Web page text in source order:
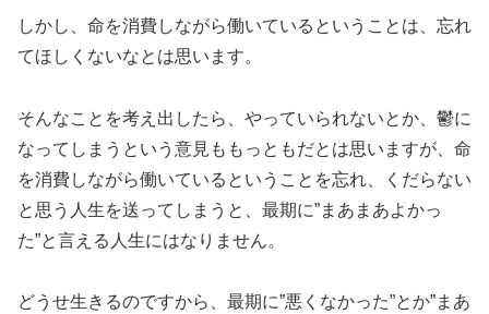
しかし、命を消費しながら働いているということは、忘れ
てほしくないなとは思います。
そんなことを考え出したら、やっていられないとか、鬱に
なってしまうという意見ももっともだとは思いますが、命
を消費しながら働いているということを忘れ、くだらない
と思う人生を送ってしまうと、最期に”まあまあよかっ
た”と言える人生にはなりません。
どうせ生きるのですから、最期に”悪くなかった”とか”まあ